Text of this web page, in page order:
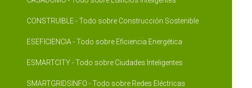
CONSTRUIBLE - Todo sobre Construcción Sostenible
ESEFICIENCIA - Todo sobre Eficiencia Energética
ESMARTCITY - Todo sobre Ciudades Inteligentes
SMARTGRIDSINFO - Todo sobre Redes Eléctricas